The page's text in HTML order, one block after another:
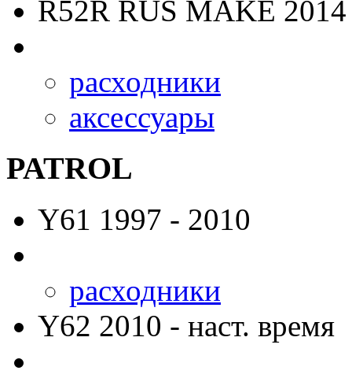
R52R RUS MAKE
расходники
аксессуары
PATROL
Y61 1997 - 2010
расходники
Y62 2010 - наст. время